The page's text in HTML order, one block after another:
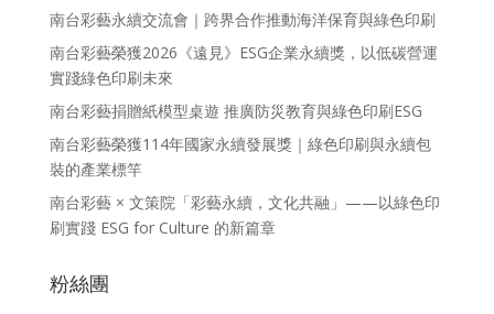
南台彩藝永續交流會｜跨界合作推動海洋保育與綠色印刷
南台彩藝榮獲2026《遠見》ESG企業永續獎，以低碳營運
實踐綠色印刷未來
南台彩藝捐贈紙模型桌遊 推廣防災教育與綠色印刷ESG
南台彩藝榮獲114年國家永續發展獎｜綠色印刷與永續包
裝的產業標竿
南台彩藝 × 文策院「彩藝永續，文化共融」——以綠色印
刷實踐 ESG for Culture 的新篇章
粉絲團